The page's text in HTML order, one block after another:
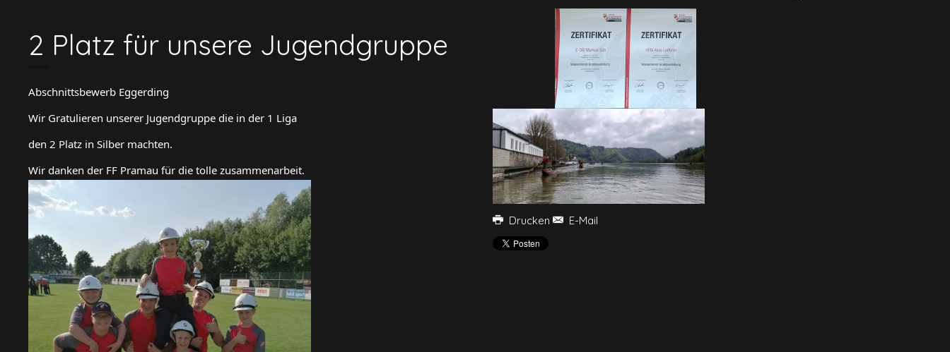
2 Platz für unsere Jugendgruppe
Abschnittsbewerb Eggerding
Wir Gratulieren unserer Jugendgruppe die in der 1 Liga
den 2 Platz in Silber machten.
Wir danken der FF Pramau für die tolle zusammenarbeit.
Drucken E-Mail